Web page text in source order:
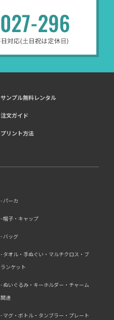
サンプル無料レンタル
注文ガイド
プリント方法
パーカ
帽子・キャップ
バッグ
タオル・手ぬぐい・マルチクロス・ブ
ランケット
ぬいぐるみ・キーホルダー・チャーム
関連
マグ・ボトル・タンブラー・プレート